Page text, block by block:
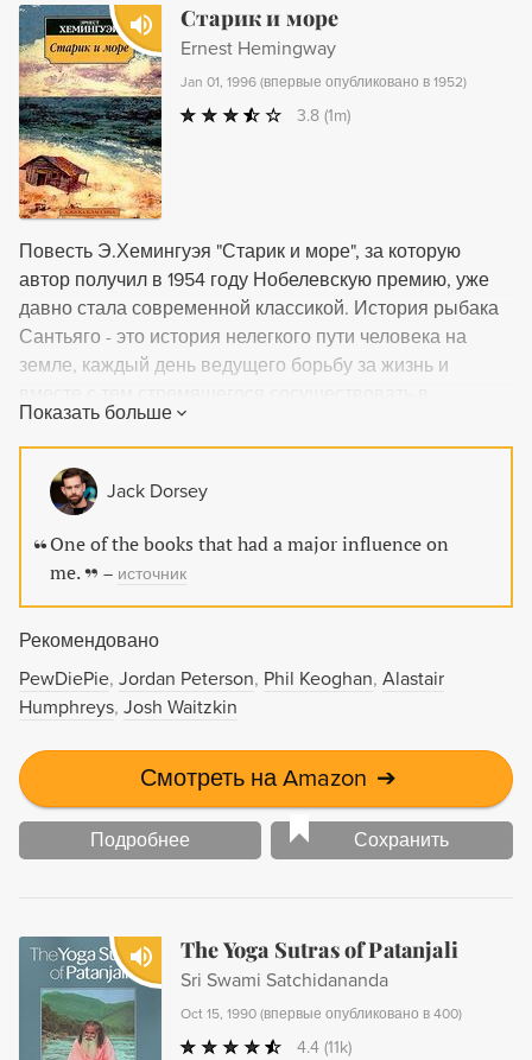
Старик и море
Ernest Hemingway
Jan 01, 1996 (впервые опубликовано в 1952)
3.8 (1m)
Повесть Э.Хемингуэя "Старик и море", за которую
автор получил в 1954 году Нобелевскую премию, уже
давно стала современной классикой. История рыбака
Сантьяго - это история нелегкого пути человека на
земле, каждый день ведущего борьбу за жизнь и
гармонии и согласии с миром, осознающего себя не
одиночкой, как было в предыдущих произведениях
писателя, а частицей огромного и прекрасного мира.
Показать больше
Jack Dorsey
One of the books that had a major influence on
me.
– источник
Рекомендовано
PewDiePie Jordan Peterson Phil Keoghan Alastair
Humphreys Josh Waitzkin
Смотреть на Amazon ➔
Подробнее Сохранить
The Yoga Sutras of Patanjali
Sri Swami Satchidananda
Oct 15, 1990 (впервые опубликовано в 400)
4.4 (11k)